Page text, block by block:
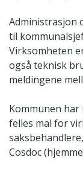
Administrasjon
til
Virksomheten
også teknisk
meldingene
Kommunen
felles mal for
Cosdoc